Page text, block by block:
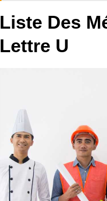
Liste Des
Lettre U